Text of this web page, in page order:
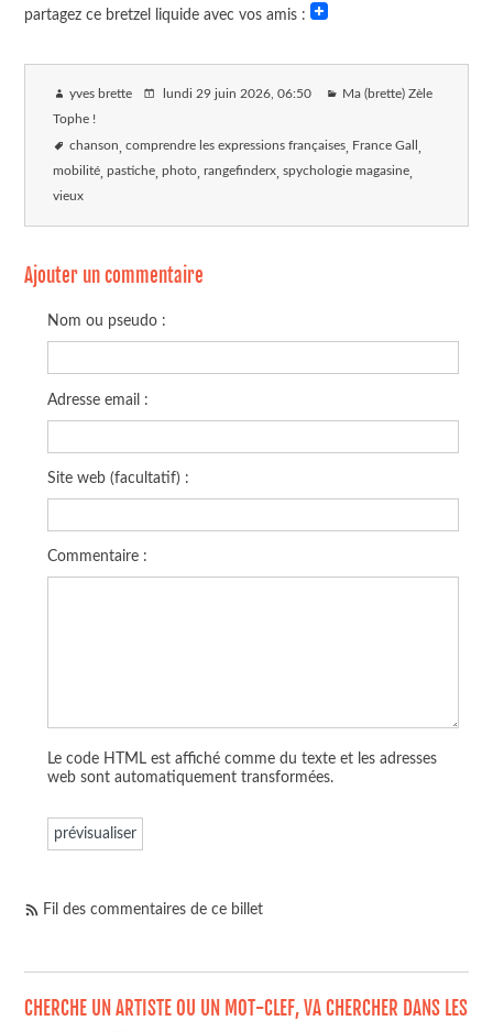
partagez ce bretzel liquide avec vos amis :
yves brette lundi 29 juin 2026 , 06:50 Ma (brette) Zèle
Tophe !
chanson comprendre les expressions françaises France Gall
mobilité pastiche photo rangefinderx spychologie magasine
vieux
Ajouter un commentaire
Nom ou pseudo :
Adresse email :
Site web (facultatif) :
Commentaire :
Le code HTML est affiché comme du texte et les adresses
web sont automatiquement transformées.
Fil des commentaires de ce billet
CHERCHE UN ARTISTE OU UN MOT-CLEF, VA CHERCHER DANS LES